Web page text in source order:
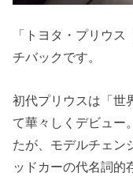
「トヨタ・プリウ
チバックです。
初代プリウスは「世
て華々しくデビュー
たが、モデルチェン
ッドカーの代名詞的